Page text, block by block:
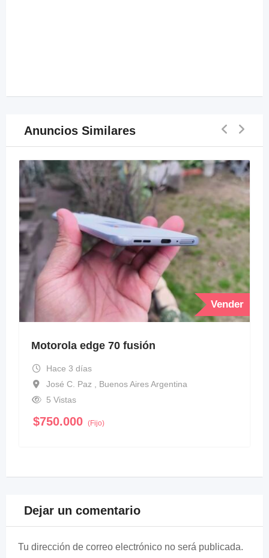
Anuncios Similares
Vender
Motorola edge 70 fusión
Hace 3 días
José C. Paz , Buenos Aires Argentina
5 Vistas
$750.000 (Fijo)
Dejar un comentario
Tu dirección de correo electrónico no será publicada.